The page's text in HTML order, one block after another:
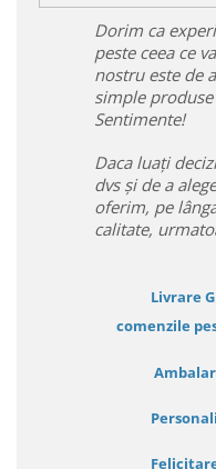
Dorim ca
peste ceea ce
nostru este de
simple
Sentimente!
Daca luați
dvs și de a
oferim, pe
calitate,
Livrare
comenzile